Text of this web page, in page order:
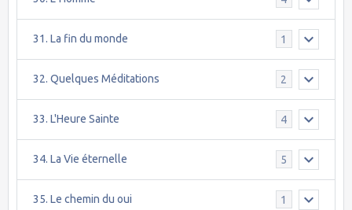
31. La fin du monde 1
32. Quelques Méditations 2
33. L'Heure Sainte 4
34. La Vie éternelle 5
35. Le chemin du oui 1